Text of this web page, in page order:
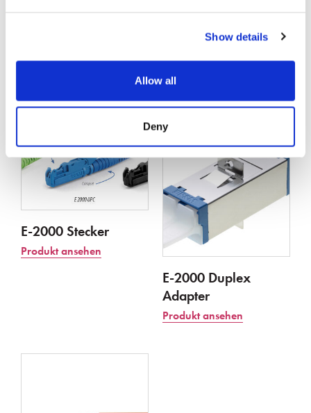
Show details
Allow all
Deny
Verwandte Produkte
E-2000 Stecker
Produkt ansehen
E-2000 Duplex
Adapter
Produkt ansehen